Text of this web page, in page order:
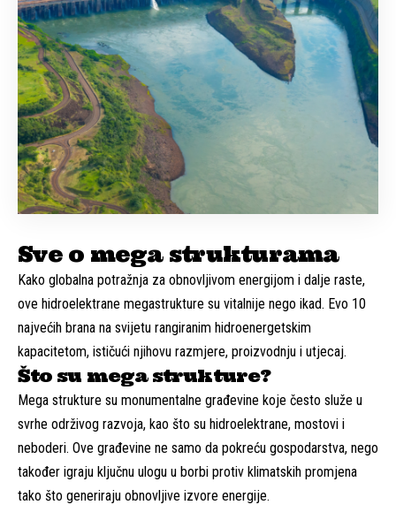
Sve o mega strukturama
Kako globalna potražnja za obnovljivom energijom i dalje raste,
ove hidroelektrane megastrukture su vitalnije nego ikad. Evo 10
najvećih brana na svijetu rangiranim hidroenergetskim
kapacitetom, ističući njihovu razmjere, proizvodnju i utjecaj.
Što su mega strukture?
Mega strukture su monumentalne građevine koje često služe u
svrhe održivog razvoja, kao što su hidroelektrane, mostovi i
neboderi. Ove građevine ne samo da pokreću gospodarstva, nego
također igraju ključnu ulogu u borbi protiv klimatskih promjena
tako što generiraju obnovljive izvore energije.